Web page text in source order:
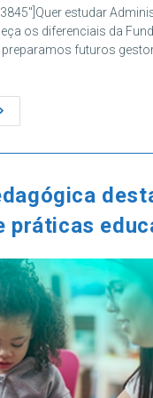
post:
estudar
os diferenciais da
preparamos futuros
práticas